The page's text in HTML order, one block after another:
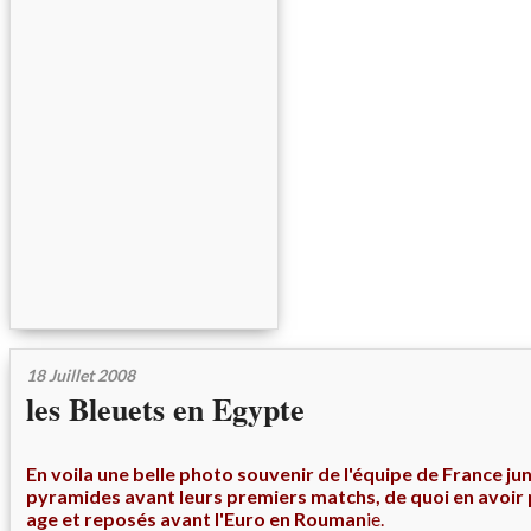
18 Juillet 2008
les Bleuets en Egypte
En voila une belle photo souvenir de l'équipe de France
pyramides avant leurs premiers matchs, de quoi en avoir
age et reposés avant l'Euro en Roumanie.